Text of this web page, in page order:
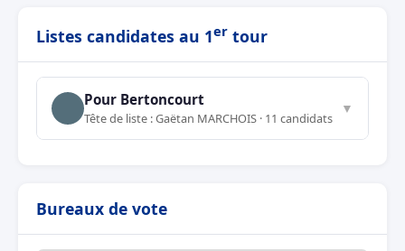
Listes candidates au 1er tour
Pour Bertoncourt
Tête de liste : Gaëtan MARCHOIS · 11 candidats
▼
Bureaux de vote